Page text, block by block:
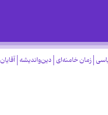
زمان خامنه‌ای دین‌واندیشه آقایان